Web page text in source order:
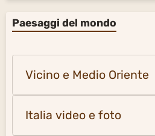
Paesaggi del mondo
Vicino e Medio Oriente
Italia video e foto